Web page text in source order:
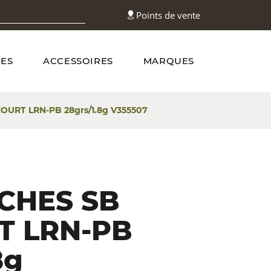
Points de vente
ACCESSOIRES MARQUES
LRN-PB 28grs/1.8g V355507
SB
LRN-PB